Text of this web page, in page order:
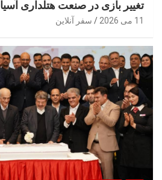
تغییر بازی در صنعت هتلداری آسیا
11 می 2026 سفر آنلاین